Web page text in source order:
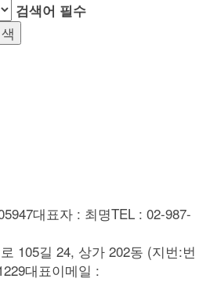
검색어 필수
대표자 : 최명TEL : 02-987-
105길 24, 상가 202동 (지번:번
대표이메일 :